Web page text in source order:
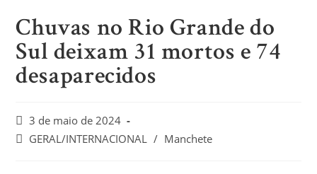
Chuvas no Rio Grande do
Sul deixam 31 mortos e 74
desaparecidos
3 de maio de 2024
GERAL/INTERNACIONAL / Manchete